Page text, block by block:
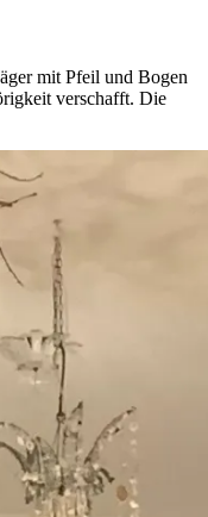
mit Pfeil und Bogen
verschafft. Die